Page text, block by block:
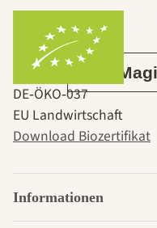
Über
DE‑ÖKO‑037
EU Landwirtschaft
Download Biozertifikat
Informationen